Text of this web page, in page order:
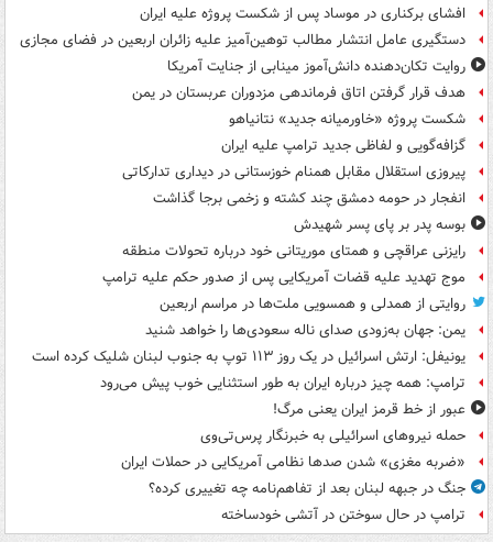
افشای برکناری در موساد پس از شکست پروژه علیه ایران
دستگیری عامل انتشار مطالب توهین‌آمیز علیه زائران اربعین در فضای مجازی
روایت تکان‌دهنده دانش‌آموز مینابی از جنایت آمریکا
هدف قرار گرفتن اتاق‌ فرماندهی مزدوران عربستان در یمن
شکست پروژه «خاورمیانه جدید» نتانیاهو
گزافه‌گویی و لفاظی جدید ترامپ علیه ایران
پیروزی استقلال مقابل همنام خوزستانی در دیداری تدارکاتی
انفجار در حومه دمشق چند کشته و زخمی برجا گذاشت
بوسه‌ پدر بر پای پسر شهیدش
رایزنی عراقچی و همتای موریتانی خود درباره تحولات منطقه
موج تهدید علیه قضات آمریکایی پس از صدور حکم علیه ترامپ
روایتی از همدلی و همسویی ملت‌ها در مراسم اربعین
یمن: جهان به‌زودی صدای ناله سعودی‌ها را خواهد شنید
یونیفل: ارتش اسرائیل در یک روز ۱۱۳ توپ به جنوب لبنان شلیک کرده است
ترامپ: همه چیز درباره ایران به طور استثنایی خوب پیش می‌رود
عبور از خط قرمز ایران یعنی مرگ!
حمله نیروهای اسرائیلی به خبرنگار پرس‌تی‌وی
«ضربه مغزی» شدن صدها نظامی آمریکایی در حملات ایران
جنگ در جبهه لبنان بعد از تفاهم‌نامه چه تغییری کرده؟
ترامپ در حال سوختن در آتشی خودساخته